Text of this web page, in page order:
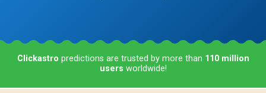
Clickastro predictions are trusted by more than 110 million
users worldwide!